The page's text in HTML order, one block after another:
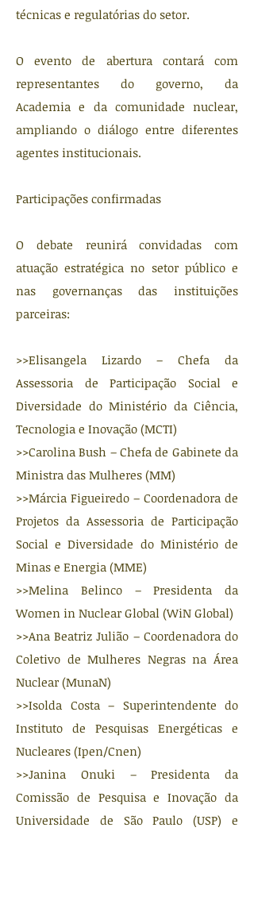
técnicas e regulatórias do setor.
O evento de abertura contará com
representantes do governo, da
Academia e da comunidade nuclear,
ampliando o diálogo entre diferentes
agentes institucionais.
Participações confirmadas
O debate reunirá convidadas com
atuação estratégica no setor público e
nas governanças das instituições
parceiras:
>>Elisangela Lizardo – Chefa da
Assessoria de Participação Social e
Diversidade do Ministério da Ciência,
Tecnologia e Inovação (MCTI)
>>Carolina Bush – Chefa de Gabinete da
Ministra das Mulheres (MM)
>>Márcia Figueiredo – Coordenadora de
Projetos da Assessoria de Participação
Social e Diversidade do Ministério de
Minas e Energia (MME)
>>Melina Belinco – Presidenta da
Women in Nuclear Global (WiN Global)
>>Ana Beatriz Julião – Coordenadora do
Coletivo de Mulheres Negras na Área
Nuclear (MunaN)
>>Isolda Costa – Superintendente do
Instituto de Pesquisas Energéticas e
Nucleares (Ipen/Cnen)
>>Janina Onuki – Presidenta da
Comissão de Pesquisa e Inovação da
Universidade de São Paulo (USP) e